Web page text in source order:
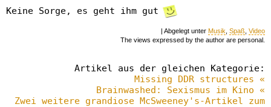
Keine Sorge, es geht ihm gut
| Abgelegt unter Musik Spaß Video
The views expressed by the author are personal.
Artikel aus der gleichen Kategorie:
Missing DDR structures «
Brainwashed: Sexismus im Kino «
Zwei weitere grandiose McSweeney's-Artikel zum